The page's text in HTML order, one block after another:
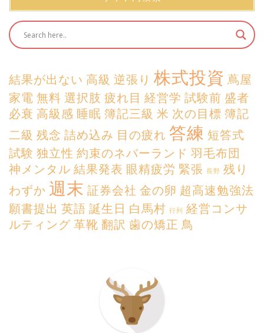
結果が出ない 高級 逆張り 株式投資 蔦屋
家電 無料 選択肢 疲れ目 経営学 試験前 盛者
必衰 高級感 睡眠 簿記三級 米 次の目標 簿記
二級 残念 詰め込み 目の疲れ 答練 短答式
試験 独立性 約束のネバーランド 羽毛布団
神メンタル 結果発表 眼精疲労 緊張 長野 残り
わずか 週末 証券会社 金の卵 超高速勉強法
願書提出 英語 誕生日 白馬村 行列
経営コンサ
ルティング 革靴 翻訳 歯の矯正 鳥